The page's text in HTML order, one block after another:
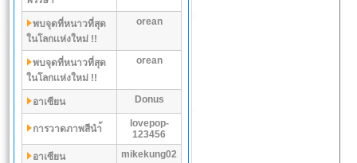
พบจุดที่หนาวที่สุด
ในโลกเเห่งใหม่ !!
orean
พบจุดที่หนาวที่สุด
ในโลกเเห่งใหม่ !!
orean
อาเซียน Donus
การวาดภาพสีนำ้
lovepop-
123456
อาเซียน
mikekung02